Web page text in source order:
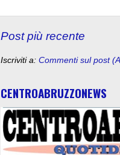
Post più recente
Iscriviti a: Commenti sul post
CENTROABRUZZONEWS